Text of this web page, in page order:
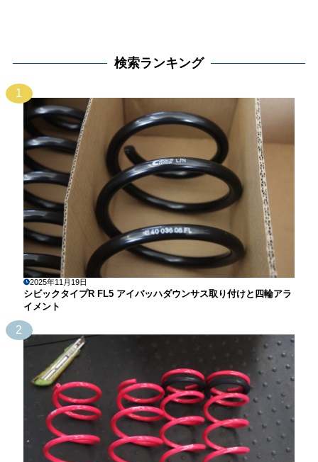
検索ランキング
1
2025年11月19日
シビックタイプR FL5 アイバッハダウンサス取り付けと四輪アラ
イメント
2